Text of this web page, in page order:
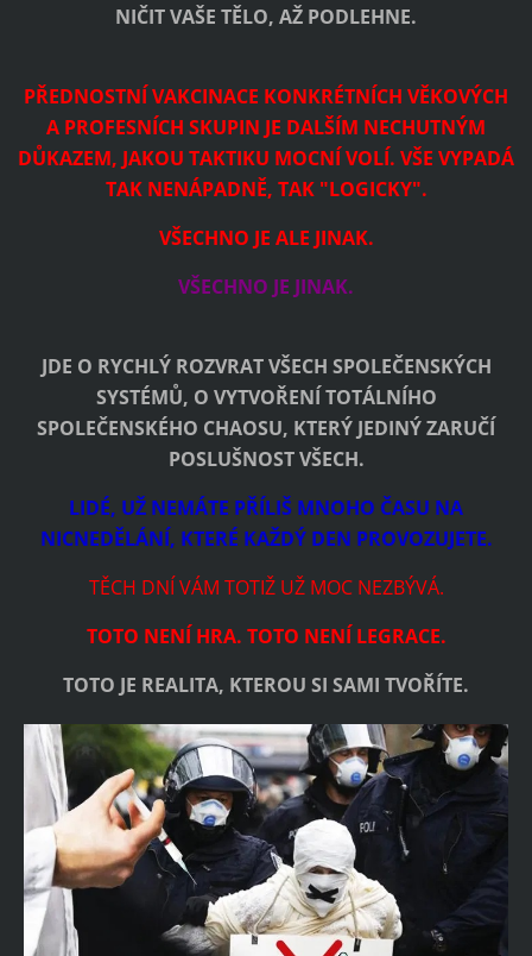
NIČIT VAŠE TĚLO, AŽ PODLEHNE.
PŘEDNOSTNÍ VAKCINACE KONKRÉTNÍCH VĚKOVÝCH
A PROFESNÍCH SKUPIN JE DALŠÍM NECHUTNÝM
DŮKAZEM, JAKOU TAKTIKU MOCNÍ VOLÍ. VŠE VYPADÁ
TAK NENÁPADNĚ, TAK "LOGICKY".
VŠECHNO JE ALE JINAK.
VŠECHNO JE JINAK.
JDE O RYCHLÝ ROZVRAT VŠECH SPOLEČENSKÝCH
SYSTÉMŮ, O VYTVOŘENÍ TOTÁLNÍHO
SPOLEČENSKÉHO CHAOSU, KTERÝ JEDINÝ ZARUČÍ
POSLUŠNOST VŠECH.
LIDÉ, UŽ NEMÁTE PŘÍLIŠ MNOHO ČASU NA
NICNEDĚLÁNÍ, KTERÉ KAŽDÝ DEN PROVOZUJETE.
TĚCH DNÍ VÁM TOTIŽ UŽ MOC NEZBÝVÁ.
TOTO NENÍ HRA. TOTO NENÍ LEGRACE.
TOTO JE REALITA, KTEROU SI SAMI TVOŘÍTE.